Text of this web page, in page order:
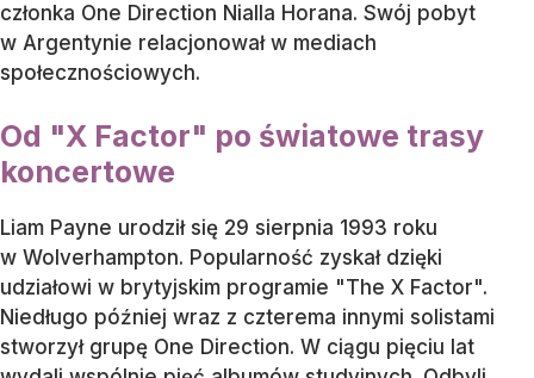
członka One Direction Nialla Horana. Swój pobyt
w Argentynie relacjonował w mediach
społecznościowych.
Od "X Factor" po światowe trasy
koncertowe
Liam Payne urodził się 29 sierpnia 1993 roku
w Wolverhampton. Popularność zyskał dzięki
udziałowi w brytyjskim programie "The X Factor".
Niedługo później wraz z czterema innymi solistami
stworzył grupę One Direction. W ciągu pięciu lat